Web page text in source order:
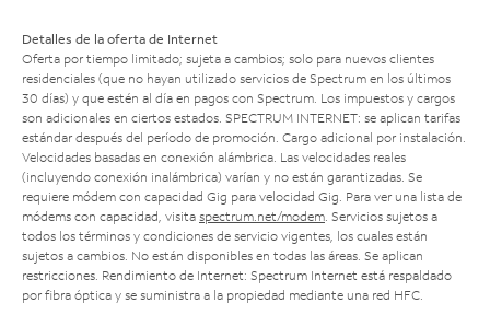
Detalles de la oferta de Internet
Oferta por tiempo limitado; sujeta a cambios; solo para nuevos clientes
residenciales (que no hayan utilizado servicios de Spectrum en los últimos
30 días) y que estén al día en pagos con Spectrum. Los impuestos y cargos
son adicionales en ciertos estados. SPECTRUM INTERNET: se aplican tarifas
estándar después del período de promoción. Cargo adicional por instalación.
Velocidades basadas en conexión alámbrica. Las velocidades reales
(incluyendo conexión inalámbrica) varían y no están garantizadas. Se
requiere módem con capacidad Gig para velocidad Gig. Para ver una lista de
módems con capacidad, visita spectrum.net/modem . Servicios sujetos a
todos los términos y condiciones de servicio vigentes, los cuales están
sujetos a cambios. No están disponibles en todas las áreas. Se aplican
restricciones. Rendimiento de Internet: Spectrum Internet está respaldado
por fibra óptica y se suministra a la propiedad mediante una red HFC.